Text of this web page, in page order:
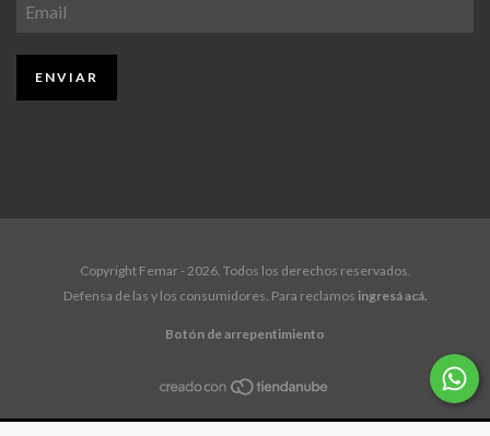
Copyright Femar - 2026. Todos los derechos reservados.
Defensa de las y los consumidores. Para reclamos ingresá acá.
Botón de arrepentimiento